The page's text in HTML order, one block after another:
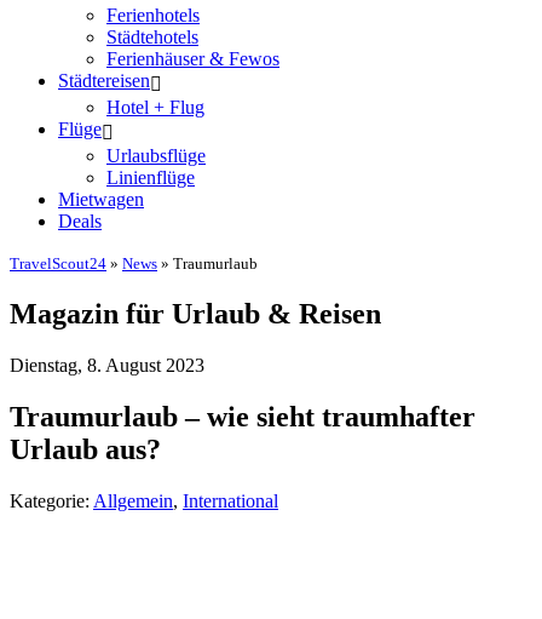
Ferienhotels
Städtehotels
Ferienhäuser & Fewos
Städtereisen
Hotel + Flug
Flüge
Urlaubsflüge
Linienflüge
Mietwagen
Deals
TravelScout24 » News » Traumurlaub
Magazin für Urlaub & Reisen
Dienstag, 8. August 2023
Traumurlaub – wie sieht traumhafter
Urlaub aus?
Kategorie: Allgemein, International